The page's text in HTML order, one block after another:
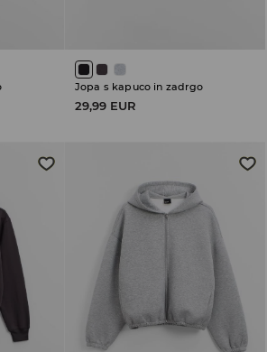
Jopa s kapuco in zadrgo
29,99 EUR